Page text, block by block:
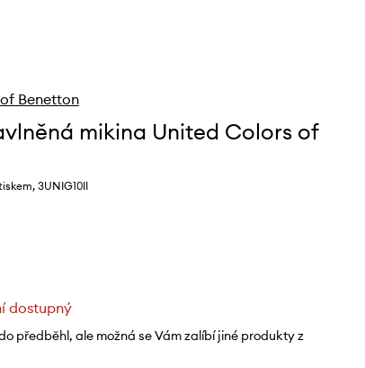
Benetton
mikina United Colors of
3UNIG10II
dostupný
předběhl, ale možná se Vám zalíbí jiné produkty z